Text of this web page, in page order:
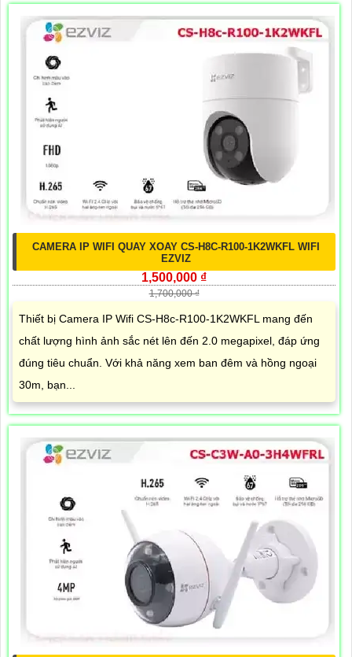
CAMERA IP WIFI QUAY XOAY CS-H8C-R100-1K2WKFL WIFI
EZVIZ
1,500,000 ₫
1,700,000 ₫
Thiết bị Camera IP Wifi CS-H8c-R100-1K2WKFL mang đến
chất lượng hình ảnh sắc nét lên đến 2.0 megapixel, đáp ứng
đúng tiêu chuẩn. Với khả năng xem ban đêm và hồng ngoại
30m, bạn...